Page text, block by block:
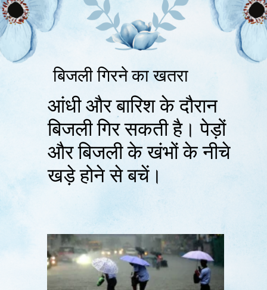
बिजली गिरने का खतरा
आंधी और बारिश के दौरान
बिजली गिर सकती है। पेड़ों
और बिजली के खंभों के नीचे
खड़े होने से बचें।